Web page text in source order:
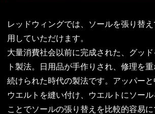
レッドウィングでは、ソールを張り替
用していただけます。
大量消費社会以前に完成された、グッ
ト製法。日用品が手作りされ、修理を
続けられた時代の製法です。アッパー
ウエルトを縫い付け、ウエルトにソー
ことでソールの張り替えを比較的容易